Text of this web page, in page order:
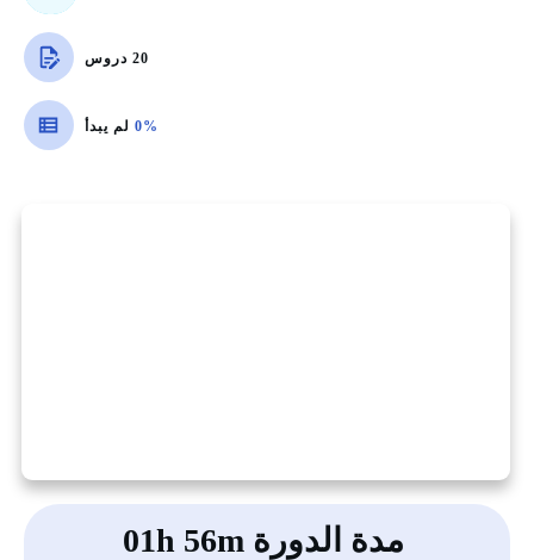
20 دروس
0% لم يبدأ
مدة الدورة 01h 56m